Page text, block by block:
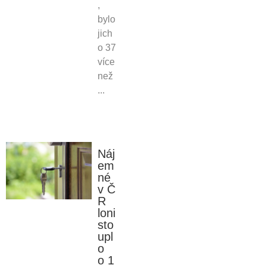
,
bylo
jich
o 37
více
než
...
Náj
em
né
v Č
R
loni
sto
upl
o
o 1